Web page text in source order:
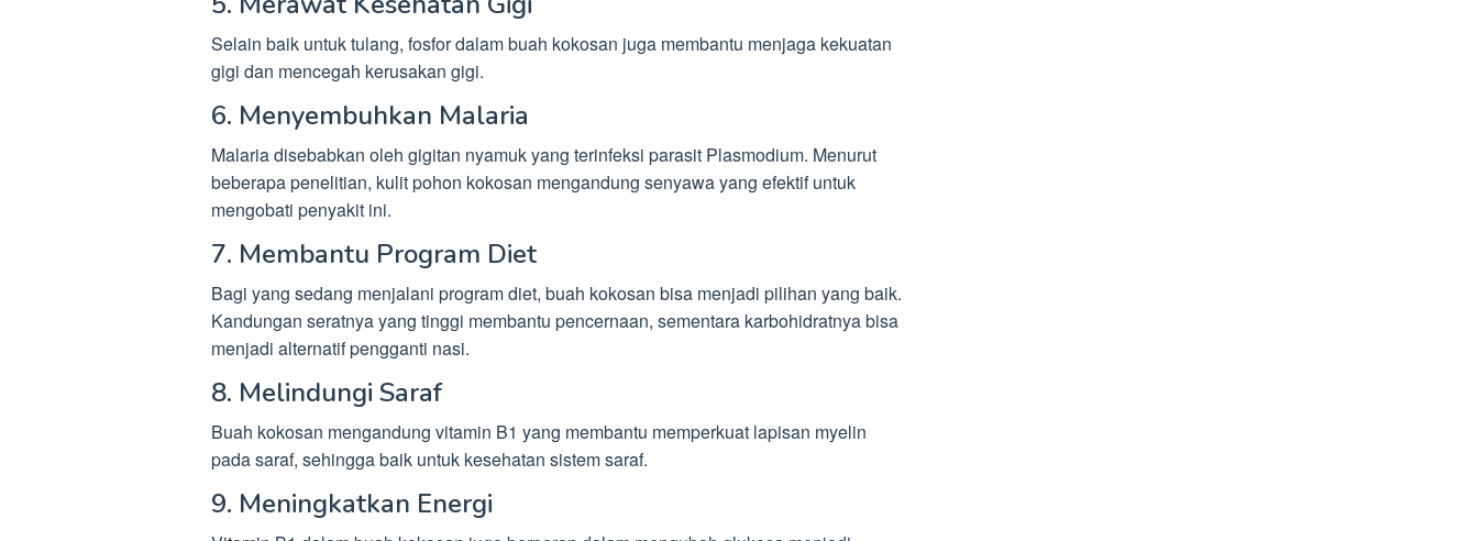
Selain baik untuk tulang, fosfor dalam buah kokosan juga membantu menjaga kekuatan
gigi dan mencegah kerusakan gigi.
6. Menyembuhkan Malaria
Malaria disebabkan oleh gigitan nyamuk yang terinfeksi parasit Plasmodium. Menurut
beberapa penelitian, kulit pohon kokosan mengandung senyawa yang efektif untuk
mengobati penyakit ini.
7. Membantu Program Diet
Bagi yang sedang menjalani program diet, buah kokosan bisa menjadi pilihan yang baik.
Kandungan seratnya yang tinggi membantu pencernaan, sementara karbohidratnya bisa
menjadi alternatif pengganti nasi.
8. Melindungi Saraf
Buah kokosan mengandung vitamin B1 yang membantu memperkuat lapisan myelin
pada saraf, sehingga baik untuk kesehatan sistem saraf.
9. Meningkatkan Energi